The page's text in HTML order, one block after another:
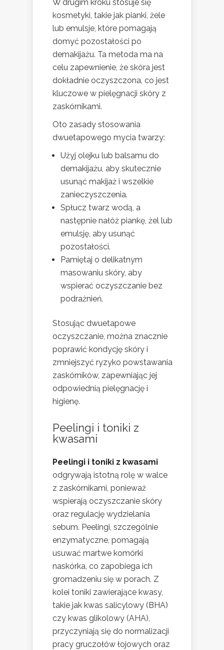
W drugim kroku stosuje się
kosmetyki, takie jak pianki, żele
lub emulsje, które pomagają
domyć pozostałości po
demakijażu. Ta metoda ma na
celu zapewnienie, że skóra jest
dokładnie oczyszczona, co jest
kluczowe w pielęgnacji skóry z
zaskórnikami.
Oto zasady stosowania
dwuetapowego mycia twarzy:
Użyj olejku lub balsamu do
demakijażu, aby skutecznie
usunąć makijaż i wszelkie
zanieczyszczenia.
Spłucz twarz wodą, a
następnie nałóż piankę, żel lub
emulsję, aby usunąć
pozostałości.
Pamiętaj o delikatnym
masowaniu skóry, aby
wspierać oczyszczanie bez
podrażnień.
Stosując dwuetapowe
oczyszczanie, można znacznie
poprawić kondycję skóry i
zmniejszyć ryzyko powstawania
zaskórników, zapewniając jej
odpowiednią pielęgnację i
higienę.
Peelingi i toniki z
kwasami
Peelingi i toniki z kwasami
odgrywają istotną rolę w walce
z zaskórnikami, ponieważ
wspierają oczyszczanie skóry
oraz regulację wydzielania
sebum. Peelingi, szczególnie
enzymatyczne, pomagają
usuwać martwe komórki
naskórka, co zapobiega ich
gromadzeniu się w porach. Z
kolei toniki zawierające kwasy,
takie jak kwas salicylowy (BHA)
czy kwas glikolowy (AHA),
przyczyniają się do normalizacji
pracy gruczołów łojowych oraz